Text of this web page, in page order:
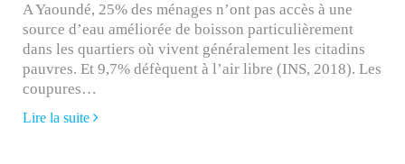
A Yaoundé, 25% des ménages n’ont pas accès à une
source d’eau améliorée de boisson particulièrement
dans les quartiers où vivent généralement les citadins
pauvres. Et 9,7% défèquent à l’air libre (INS, 2018). Les
coupures…
Lire la suite